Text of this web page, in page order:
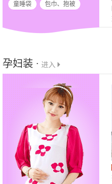
童睡袋 包巾、抱被
孕妇装 · 进入